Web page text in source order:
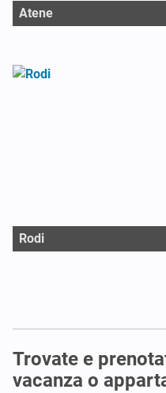
Atene
Rodi
Trovate e
vacanza o